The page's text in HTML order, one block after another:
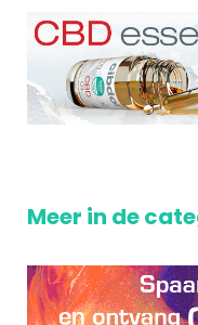
Meer in de